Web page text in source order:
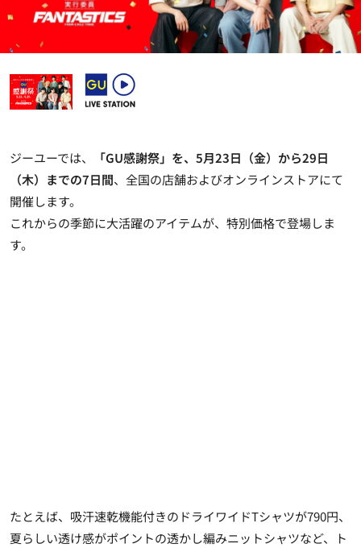
ジーユーでは、
「GU感謝祭」を、5月23日（金）から29日
（木）までの7日間、全国の店舗およびオンラインストアにて
開催します。
これからの季節に大活躍のアイテムが、特別価格で登場しま
す。
たとえば、吸汗速乾機能付きのドライワイドTシャツが790円、
夏らしい透け感がポイントの透かし編みニットシャツなど、ト